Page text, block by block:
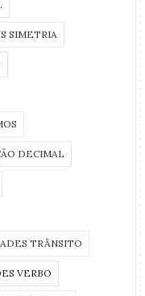
SIMETRIA
DECIMAL
TRÂNSITO
VERBO